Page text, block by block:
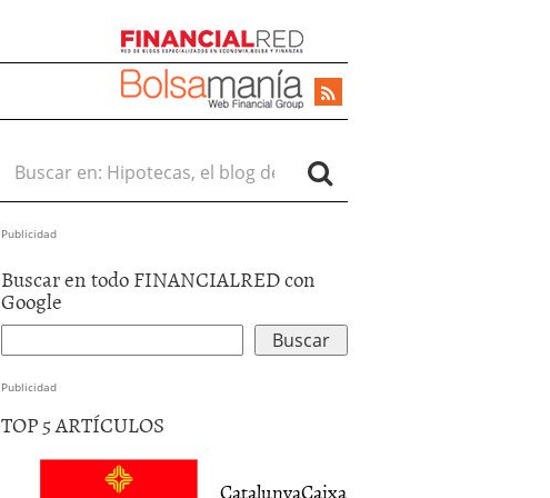
Buscar en:
Publicidad
Buscar en todo FINANCIALRED con
Google
Publicidad
TOP 5 ARTÍCULOS
CatalunyaCaixa